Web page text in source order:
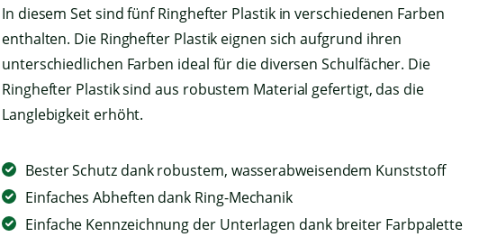
In diesem Set sind fünf Ringhefter Plastik in verschiedenen Farben
enthalten. Die Ringhefter Plastik eignen sich aufgrund ihren
unterschiedlichen Farben ideal für die diversen Schulfächer. Die
Ringhefter Plastik sind aus robustem Material gefertigt, das die
Langlebigkeit erhöht.
Bester Schutz dank robustem, wasserabweisendem Kunststoff
Einfaches Abheften dank Ring-Mechanik
Einfache Kennzeichnung der Unterlagen dank breiter Farbpalette